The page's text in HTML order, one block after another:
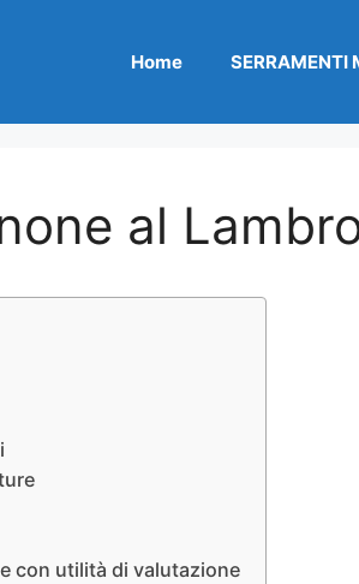
Home SERRAMENTI
al
con utilità di valutazione